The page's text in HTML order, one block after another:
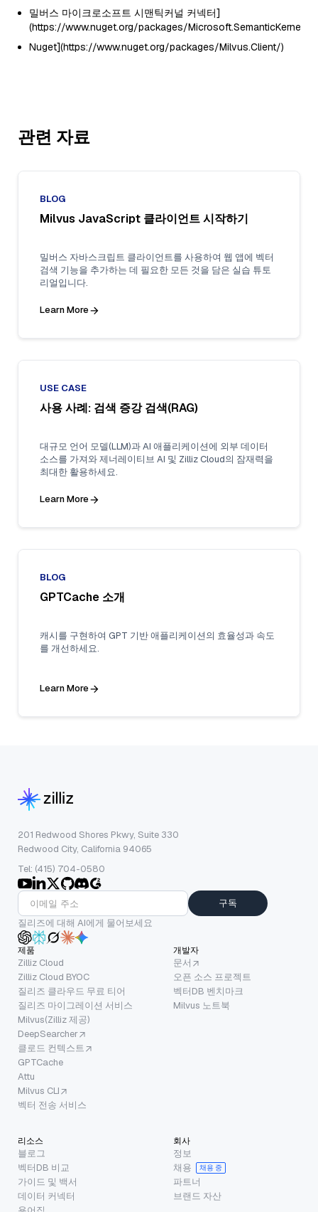
밀버스 마이크로소프트 시맨틱커널 커넥터]
(https://www.nuget.org/packages/
Nuget](https://www.nuget.org/packages/Milvus.Client/)
관련 자료
BLOG
Milvus JavaScript 클라이언트 시작하기
밀버스 자바스크립트 클라이언트를 사용하여 웹 앱에 벡터
검색 기능을 추가하는 데 필요한 모든 것을 담은 실습 튜토
리얼입니다.
Learn More
USE CASE
사용 사례: 검색 증강 검색(RAG)
대규모 언어 모델(LLM)과 AI 애플리케이션에 외부 데이터
소스를 가져와 제너레이티브 AI 및 Zilliz Cloud의 잠재력을
최대한 활용하세요.
Learn More
BLOG
GPTCache 소개
캐시를 구현하여 GPT 기반 애플리케이션의 효율성과 속도
를 개선하세요.
Learn More
201 Redwood Shores Pkwy, Suite 330
Redwood City, California 94065
Tel: (415) 704-0580
구독
질리즈에 대해 AI에게 물어보세요
제품
Zilliz Cloud
Zilliz Cloud BYOC
질리즈 클라우드 무료 티어
질리즈 마이그레이션 서비스
Milvus(Zilliz 제공)
DeepSearcher
클로드 컨텍스트
GPTCache
Attu
Milvus CLI
벡터 전송 서비스
개발자
문서
오픈 소스 프로젝트
벡터DB 벤치마크
Milvus 노트북
리소스
블로그
벡터DB 비교
가이드 및 백서
데이터 커넥터
회사
정보
채용
채용 중
파트너
브랜드 자산